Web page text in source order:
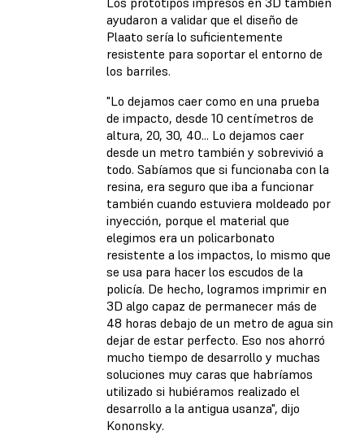
ayudaron a validar que el diseño de
Plaato sería lo suficientemente
resistente para soportar el entorno de
los barriles.
"Lo dejamos caer como en una prueba
de impacto, desde 10 centímetros de
altura, 20, 30, 40... Lo dejamos caer
desde un metro también y sobrevivió a
todo. Sabíamos que si funcionaba con la
resina, era seguro que iba a funcionar
también cuando estuviera moldeado por
inyección, porque el material que
elegimos era un policarbonato
resistente a los impactos, lo mismo que
se usa para hacer los escudos de la
policía. De hecho, logramos imprimir en
3D algo capaz de permanecer más de
48 horas debajo de un metro de agua sin
dejar de estar perfecto. Eso nos ahorró
mucho tiempo de desarrollo y muchas
soluciones muy caras que habríamos
utilizado si hubiéramos realizado el
desarrollo a la antigua usanza", dijo
Kononsky.